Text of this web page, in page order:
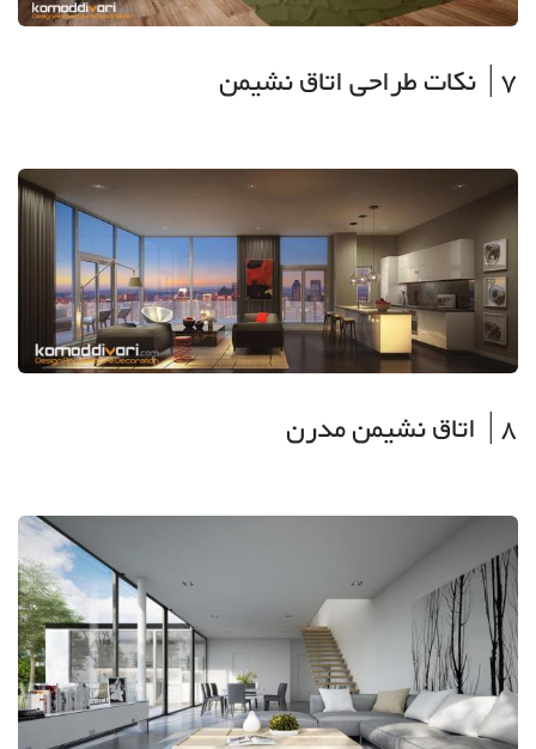
7| نکات طراحی اتاق نشیمن
8| اتاق نشیمن مدرن